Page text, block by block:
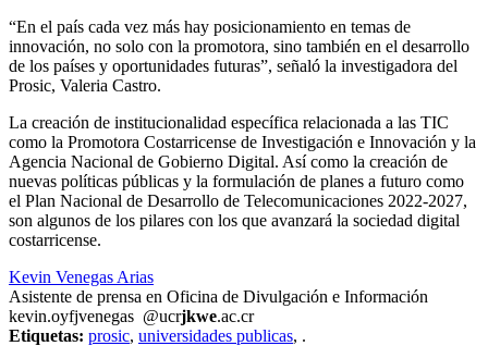
“En el país cada vez más hay posicionamiento en temas de
innovación, no solo con la promotora, sino también en el desarrollo
de los países y oportunidades futuras”, señaló la investigadora del
Prosic, Valeria Castro.
La creación de institucionalidad específica relacionada a las TIC
como la Promotora Costarricense de Investigación e Innovación y la
Agencia Nacional de Gobierno Digital. Así como la creación de
nuevas políticas públicas y la formulación de planes a futuro como
el Plan Nacional de Desarrollo de Telecomunicaciones 2022-2027,
son algunos de los pilares con los que avanzará la sociedad digital
costarricense.
Kevin Venegas Arias
Asistente de prensa en Oficina de Divulgación e Información
kevin.oyfjvenegas @ucrjkwe.ac.cr
Etiquetas: prosic, universidades publicas, .